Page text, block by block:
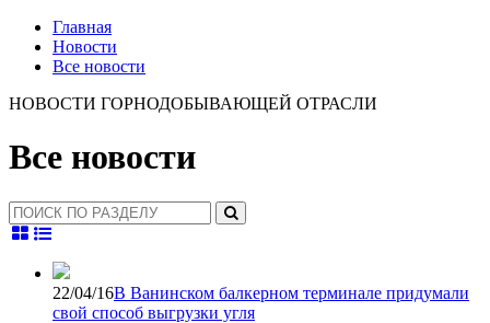
Главная
Новости
Все новости
НОВОСТИ ГОРНОДОБЫВАЮЩЕЙ ОТРАСЛИ
Все новости
22/04/16В Ванинском балкерном терминале придумали
свой способ выгрузки угля